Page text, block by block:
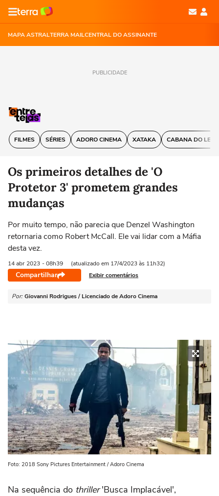
MAPA ASTRALTERRA MAILCENTRAL DO ASSINANTE
PUBLICIDADE
FILMES SÉRIES ADORO CINEMA XATAKA CABANA DO
Os primeiros detalhes de 'O
Protetor 3' prometem grandes
mudanças
Por muito tempo, não parecia que Denzel Washington
retornaria como Robert McCall. Ele vai lidar com a Máfia
desta vez.
14 abr 2023 - 08h39 (atualizado em 17/4/2023 às 11h32)
Compartilhar Exibir comentários
Por: Giovanni Rodrigues / Licenciado de Adoro Cinema
Foto: 2018 Sony Pictures Entertainment / Adoro Cinema
Na sequência do thriller'Busca Implacável',